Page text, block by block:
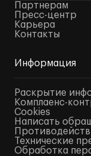
Партнерам
Пресс-центр
Карьера
Контакты
Информация
Раскрытие
Комплаенс-
Cookies
Написать
Технические
Обработка